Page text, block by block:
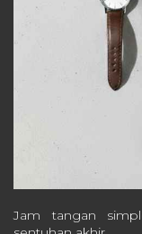
Jam tangan